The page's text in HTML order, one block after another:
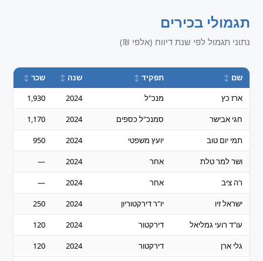
תגמולי בכירים
נתוני תגמול לפי שנת דיווח (אלפי ₪)
שם תפקיד שנה שכר
ארז כץ
מנכ"ל 2024
1,930
חגי אבישר
סמנכ"ל כספים 2024
1,170
תמי יום טוב
יועץ משפטי 2024
950
ושר למר טלת
אחר 2024
—
רה ציב
אחר 2024
—
ישראל זיו
יו"ר דירקטוריון 2024
250
עו"ד רועי גמליאל
דירקטור 2024
120
גלי ארן
דירקטור 2024
120